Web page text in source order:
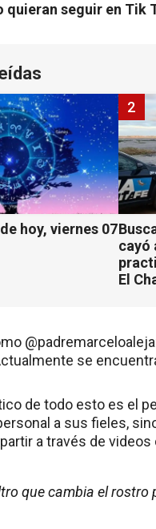
quieran seguir en Tik
hoy, viernes 07
cayó
El
2
se
de todo esto es el
a sus fieles,
a través de
que cambia el